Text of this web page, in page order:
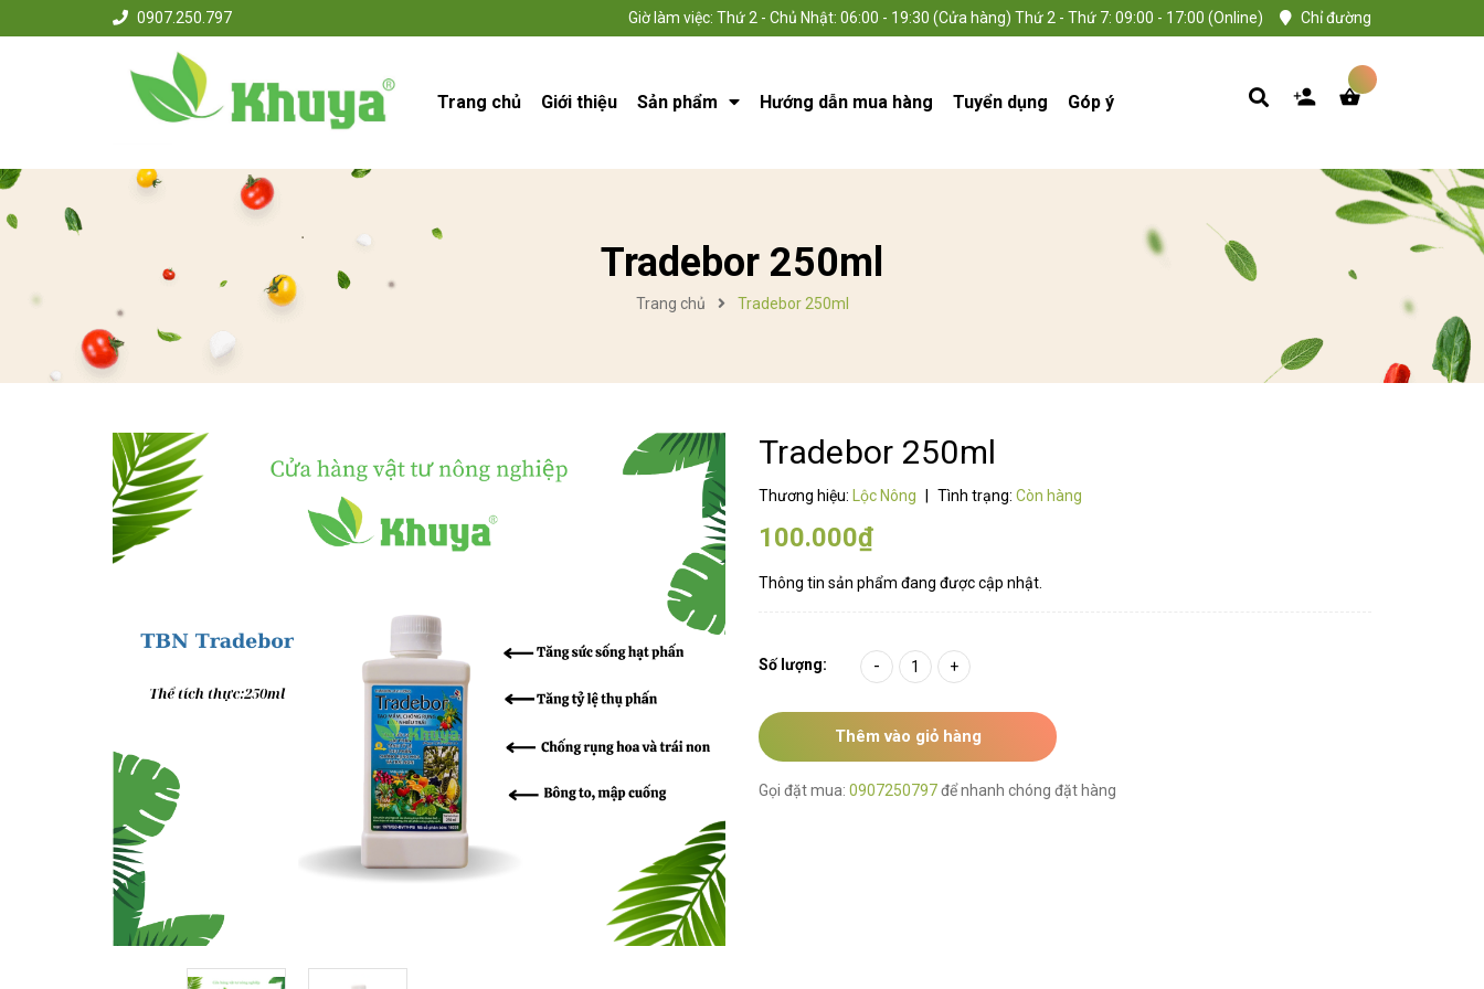
0907.250.797 Giờ làm việc: Thứ 2 - Chủ Nhật: 06:00 - 19:30 (Cửa hàng) Thứ 2 - Thứ 7: 09:00 - 17:00 (Online) Chỉ đường
Trang chủ Giới thiệu Sản phẩm Hướng dẫn mua hàng Tuyển dụng Góp ý
Tradebor 250ml
Trang chủ Tradebor 250ml
Tradebor 250ml
Thương hiệu: Lộc Nông Tình trạng: Còn hàng
100.000₫
Thông tin sản phẩm đang được cập nhật.
Số lượng: - +
Thêm vào giỏ hàng
Gọi đặt mua: 0907250797để nhanh chóng đặt hàng